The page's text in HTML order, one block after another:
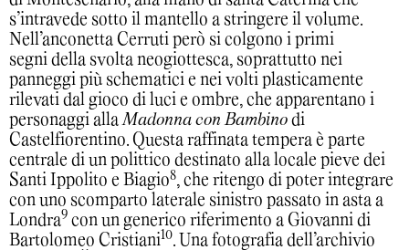
s’intravede sotto il mantello a stringere il volume.
Nell’anconetta Cerruti però si colgono i primi
segni della svolta neogiottesca, soprattutto nei
panneggi più schematici e nei volti plasticamente
rilevati dal gioco di luci e ombre, che apparentano i
personaggi allaMadonna con Bambino di
Castelfiorentino. Questa raffinata tempera è parte
centrale di un polittico destinato alla locale pieve dei
Santi Ippolito e Biagio8, che ritengo di poter integrare
con uno scomparto laterale sinistro passato in asta a
Londra9 con un generico riferimento a Giovanni di
Bartolomeo Cristiani 10. Una fotografia dell’archivio